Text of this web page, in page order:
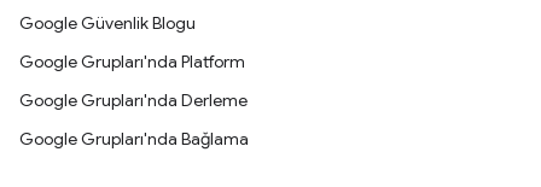
Google Güvenlik Blogu
Google Grupları'nda Platform
Google Grupları'nda Derleme
Google Grupları'nda Bağlama